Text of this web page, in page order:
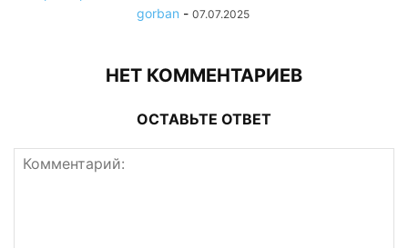
gorban - 07.07.2025
НЕТ КОММЕНТАРИЕВ
ОСТАВЬТЕ ОТВЕТ